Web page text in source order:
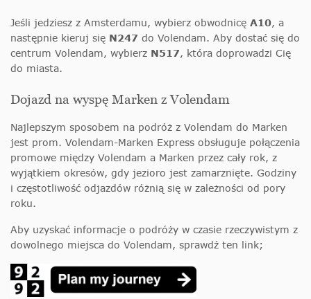
Jeśli jedziesz z Amsterdamu, wybierz obwodnicę A10, a
następnie kieruj się N247 do Volendam. Aby dostać się do
centrum Volendam, wybierz N517, która doprowadzi Cię
do miasta.
Dojazd na wyspę Marken z Volendam
Najlepszym sposobem na podróż z Volendam do Marken
jest prom. Volendam-Marken Express obsługuje połączenia
promowe między Volendam a Marken przez cały rok, z
wyjątkiem okresów, gdy jezioro jest zamarznięte. Godziny
i częstotliwość odjazdów różnią się w zależności od pory
roku.
Aby uzyskać informacje o podróży w czasie rzeczywistym z
dowolnego miejsca do Volendam, sprawdź ten link;